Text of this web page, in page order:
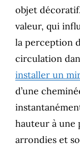
objet
valeur, qui
la perception
circulation
installer un
d’une
hauteur à une
arrondies et